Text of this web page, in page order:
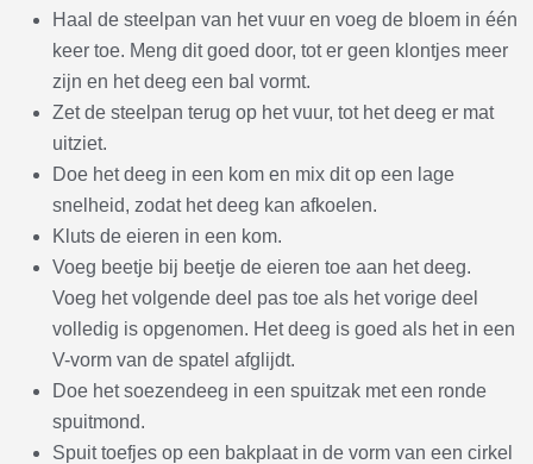
Haal de steelpan van het vuur en voeg de bloem in één
keer toe. Meng dit goed door, tot er geen klontjes meer
zijn en het deeg een bal vormt.
Zet de steelpan terug op het vuur, tot het deeg er mat
uitziet.
Doe het deeg in een kom en mix dit op een lage
snelheid, zodat het deeg kan afkoelen.
Kluts de eieren in een kom.
Voeg beetje bij beetje de eieren toe aan het deeg.
Voeg het volgende deel pas toe als het vorige deel
volledig is opgenomen. Het deeg is goed als het in een
V-vorm van de spatel afglijdt.
Doe het soezendeeg in een spuitzak met een ronde
spuitmond.
Spuit toefjes op een bakplaat in de vorm van een cirkel